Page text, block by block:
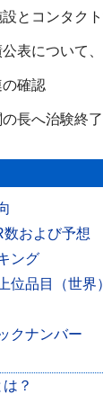
とコンタク
表について
確認
の長へ治験終
および予想
ング
位品目（世界）
クナンバー
？